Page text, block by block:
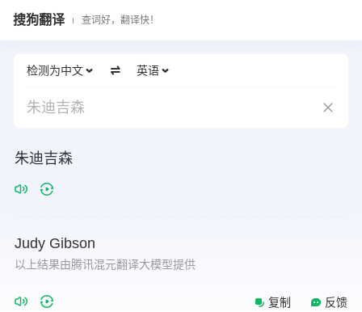
搜狗翻译 查词好，翻译快！
检测为中文 英语
朱迪吉森
朱迪吉森
Judy Gibson
以上结果由腾讯混元翻译大模型提供
复制 反馈